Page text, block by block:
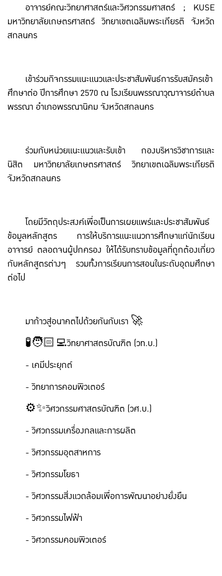
อาจารย์คณะวิทยาศาสตร์และวิศวกรรมศาสตร์ ; KUSE
มหาวิทยาลัยเกษตรศาสตร์ วิทยาเขตเฉลิมพระเกียรติ จังหวัด
สกลนคร
เข้าร่วมกิจกรรมแนะแนวและประชาสัมพันธ์การรับสมัครเข้า
ศึกษาต่อ ปีการศึกษา 2570 ณ โรงเรียนพรรณาวุฒาจารย์ตำบล
พรรณา อำเภอพรรณานิคม จังหวัดสกลนคร
ร่วมกับหน่วยแนะแนวและรับเข้า กองบริหารวิชาการและ
นิสิต มหาวิทยาลัยเกษตรศาสตร์ วิทยาเขตเฉลิมพระเกียรติ
จังหวัดสกลนคร
โดยมีวัตถุประสงค์เพื่อเป็นการเผยแพร่และประชาสัมพันธ์
ข้อมูลหลักสูตร การให้บริการแนะแนวการศึกษาแก่นักเรียน
อาจารย์ ตลอดจนผู้ปกครอง ให้ได้รับทราบข้อมูลที่ถูกต้องเกี่ยว
กับหลักสูตรต่างๆ รวมทั้งการเรียนการสอนในระดับอุดมศึกษา
ต่อไป
มาก้าวสู่อนาคตไปด้วยกันกับเรา 🚀
🧪🧑🏻‍💻วิทยาศาสตรบัณฑิต (วท.บ.)
- เคมีประยุกต์
- วิทยาการคอมพิวเตอร์
⚙️✨วิศวกรรมศาสตรบัณฑิต (วศ.บ.)
- วิศวกรรมเครื่องกลและการผลิต
- วิศวกรรมอุตสาหการ
- วิศวกรรมโยธา
- วิศวกรรมสิ่งแวดล้อมเพื่อการพัฒนาอย่างยั่งยืน
- วิศวกรรมไฟฟ้า
- วิศวกรรมคอมพิวเตอร์